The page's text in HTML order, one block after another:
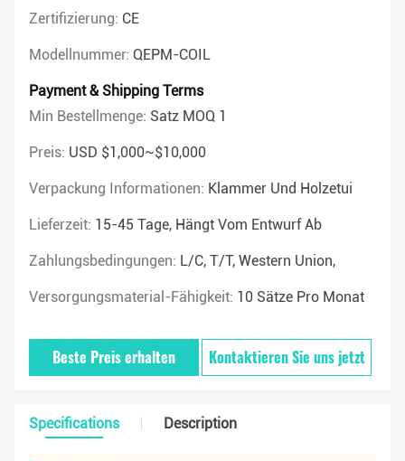
Zertifizierung: CE
Modellnummer: QEPM-COIL
Payment & Shipping Terms
Min Bestellmenge: Satz MOQ 1
Preis: USD $1,000~$10,000
Verpackung Informationen: Klammer Und Holzetui
Lieferzeit: 15-45 Tage, Hängt Vom Entwurf Ab
Zahlungsbedingungen: L/C, T/T, Western Union,
Versorgungsmaterial-Fähigkeit: 10 Sätze Pro Monat
Beste Preis erhalten Kontaktieren Sie uns jetzt
Specifications Description